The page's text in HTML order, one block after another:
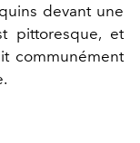
devant une
pittoresque, et
communément